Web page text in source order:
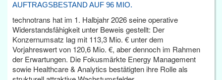
AUFTRAGSBESTAND AUF 96 MIO.
technotrans hat im 1. Halbjahr 2026 seine operative
Widerstandsfähigkeit unter Beweis gestellt: Der
Konzernumsatz lag mit 113,3 Mio. € unter dem
Vorjahreswert von 120,6 Mio. €, aber dennoch im Rahmen
der Erwartungen. Die Fokusmärkte Energy Management
sowie Healthcare & Analytics bestätigten ihre Rolle als